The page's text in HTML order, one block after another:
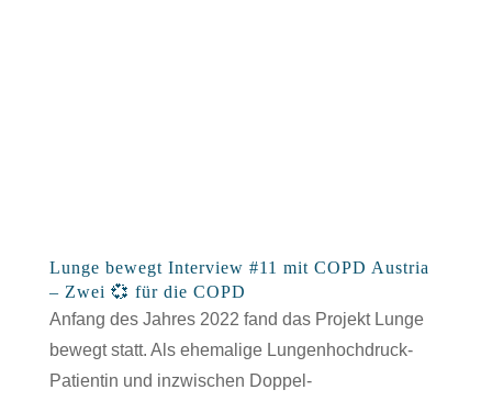
Lunge bewegt Interview #11 mit COPD Austria
– Zwei 💞 für die COPD
Anfang des Jahres 2022 fand das Projekt Lunge
bewegt statt. Als ehemalige Lungenhochdruck-
Patientin und inzwischen Doppel-